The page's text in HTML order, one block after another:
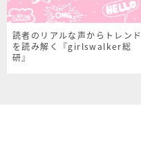
読者のリアルな声からトレンド
を読み解く『girlswalker総
研』